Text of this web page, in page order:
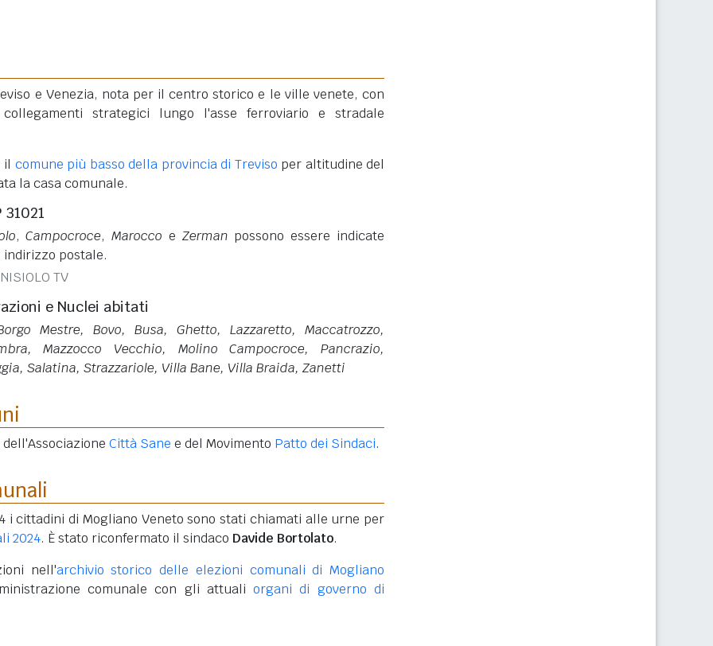
e Venezia, nota per il centro storico e le ville venete, con
strategici lungo l'asse ferroviario e stradale
il comune più basso della provincia di Treviso per altitudine del
la casa comunale.
,Campocroce,Marocco e Zerman possono essere indicate
postale.
TV
e Nuclei abitati
Mestre, Bovo, Busa, Ghetto, Lazzaretto, Maccatrozzo,
Mazzocco Vecchio, Molino Campocroce, Pancrazio,
Salatina, Strazzariole, Villa Bane, Villa Braida, Zanetti
Città Sane e del Movimento Patto dei Sindaci.
i cittadini di Mogliano Veneto sono stati chiamati alle urne per
2024. È stato riconfermato il sindaco Davide Bortolato.
nell'archivio storico delle elezioni comunali di Mogliano
comunale con gli attualiorgani di governo di